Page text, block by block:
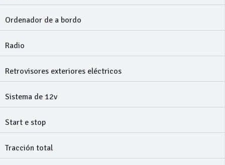
Ordenador de a bordo
Radio
Retrovisores exteriores eléctricos
Sistema de 12v
Start e stop
Tracción total